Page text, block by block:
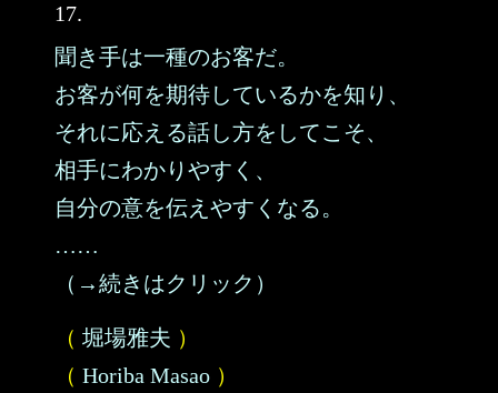
17.
聞き手は一種のお客だ。
お客が何を期待しているかを知り、
それに応える話し方をしてこそ、
相手にわかりやすく、
自分の意を伝えやすくなる。
……
（→続きはクリック）
（ 堀場雅夫 ）
（ Horiba Masao ）